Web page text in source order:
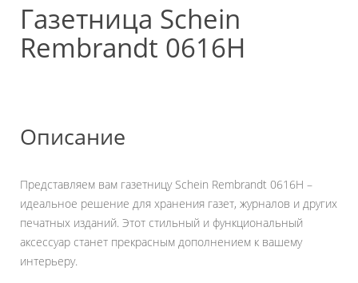
Газетница Schein
Rembrandt 0616H
Описание
Представляем вам газетницу Schein Rembrandt 0616H –
идеальное решение для хранения газет, журналов и других
печатных изданий. Этот стильный и функциональный
аксессуар станет прекрасным дополнением к вашему
интерьеру.